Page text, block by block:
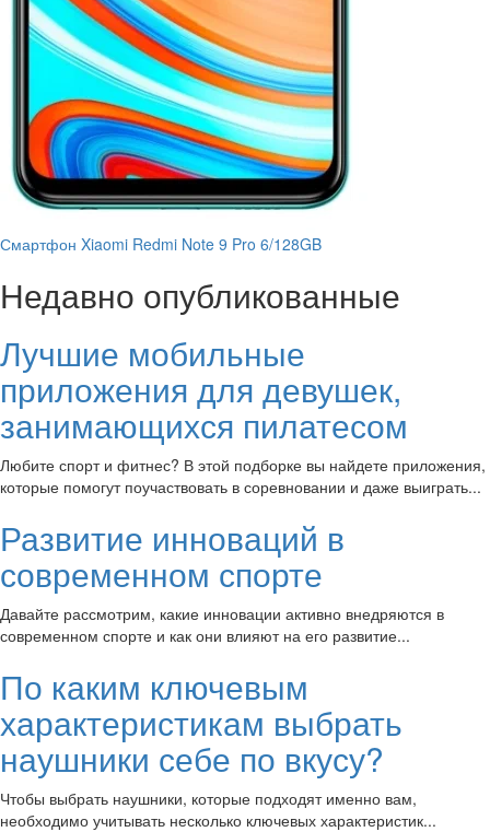
Смартфон Xiaomi Redmi Note 9 Pro 6/128GB
Недавно опубликованные
Лучшие мобильные
приложения для девушек,
занимающихся пилатесом
Любите спорт и фитнес? В этой подборке вы найдете приложения,
которые помогут поучаствовать в соревновании и даже выиграть...
Развитие инноваций в
современном спорте
Давайте рассмотрим, какие инновации активно внедряются в
современном спорте и как они влияют на его развитие...
По каким ключевым
характеристикам выбрать
наушники себе по вкусу?
Чтобы выбрать наушники, которые подходят именно вам,
необходимо учитывать несколько ключевых характеристик...